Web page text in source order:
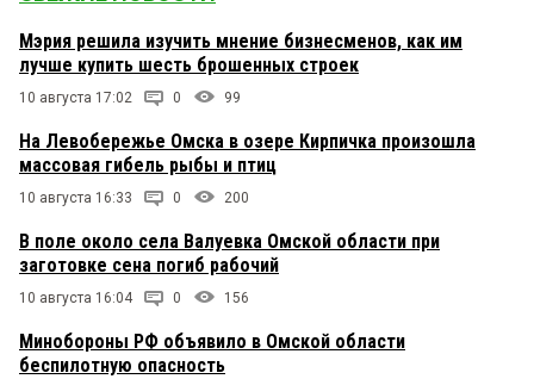
Мэрия решила изучить мнение бизнесменов, как им
лучше купить шесть брошенных строек
10 августа 17:02 0 99
На Левобережье Омска в озере Кирпичка произошла
массовая гибель рыбы и птиц
10 августа 16:33 0 200
В поле около села Валуевка Омской области при
заготовке сена погиб рабочий
10 августа 16:04 0 156
Минобороны РФ объявило в Омской области
беспилотную опасность